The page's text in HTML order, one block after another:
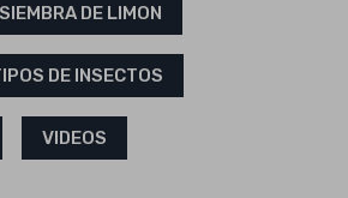
SIEMBRA DE LIMON
DE INSECTOS
VIDEOS